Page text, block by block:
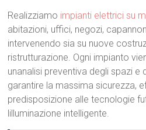
Realizziamo impianti elettrici su
abitazioni, uffici, negozi,
intervenendo sia su nuove
ristrutturazione. Ogni impianto
unanalisi preventiva degli spazi
garantire la massima sicurezza,
predisposizione alle tecnologie
lilluminazione intelligente.